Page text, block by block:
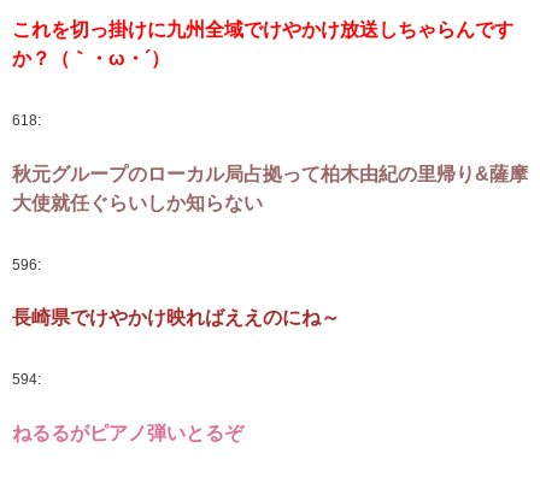
これを切っ掛けに九州全域でけやかけ放送しちゃらんです
か？（｀・ω・´）
618:
秋元グループのローカル局占拠って柏木由紀の里帰り&薩摩
大使就任ぐらいしか知らない
596:
長崎県でけやかけ映ればええのにね～
594:
ねるるがピアノ弾いとるぞ